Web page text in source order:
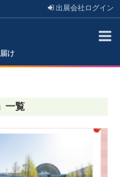
出展会社 ログイン
け
一覧